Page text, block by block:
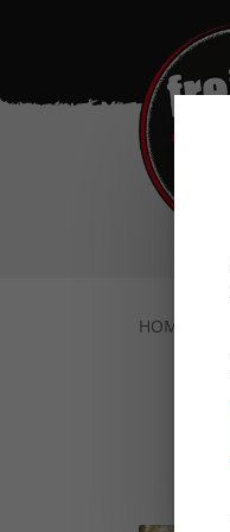
HOME